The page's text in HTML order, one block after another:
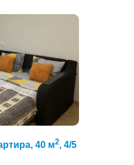
40 м2, 4/5